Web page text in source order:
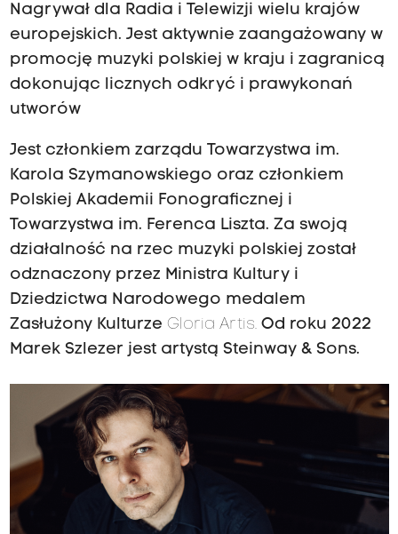
Nagrywał dla Radia i Telewizji wielu krajów
europejskich. Jest aktywnie zaangażowany w
promocję muzyki polskiej w kraju i zagranicą
dokonując licznych odkryć i prawykonań
utworów
Jest członkiem zarządu Towarzystwa im.
Karola Szymanowskiego oraz członkiem
Polskiej Akademii Fonograficznej i
Towarzystwa im. Ferenca Liszta. Za swoją
działalność na rzec muzyki polskiej został
odznaczony przez Ministra Kultury i
Dziedzictwa Narodowego medalem
Zasłużony Kulturze Gloria Artis. Od roku 2022
Marek Szlezer jest artystą Steinway & Sons.